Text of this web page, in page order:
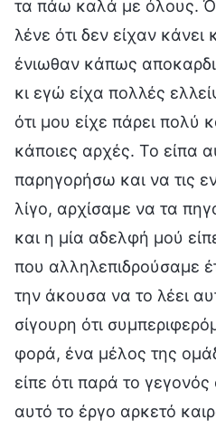
τα πάω καλά με όλους.
λένε ότι δεν είχαν
ένιωθαν κάπως
κι εγώ είχα πολλές
ότι μου είχε πάρει πολύ
κάποιες αρχές. Το είπα
παρηγορήσω και να τις
λίγο, αρχίσαμε να τα
και η μία αδελφή μού
που αλληλεπιδρούσαμε
την άκουσα να το λέει
σίγουρη ότι
φορά, ένα μέλος της
είπε ότι παρά το
αυτό το έργο αρκετό